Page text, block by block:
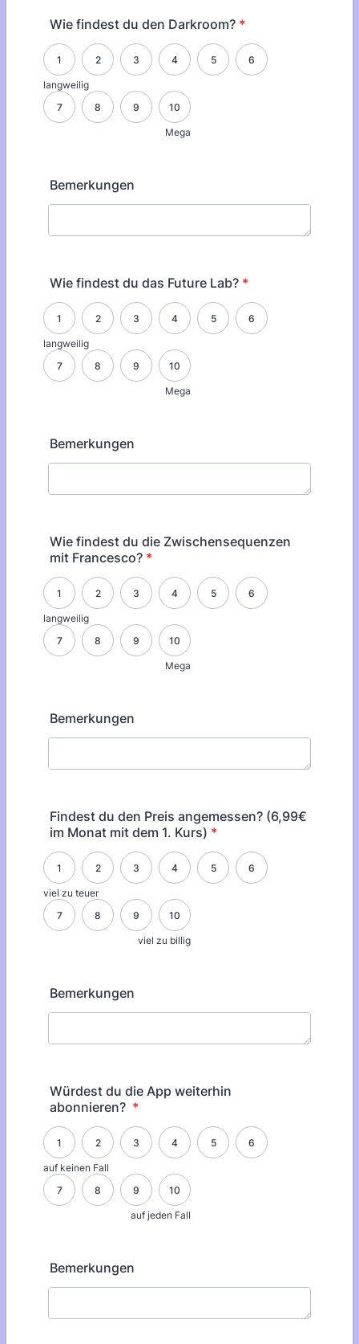
Wie findest du den Darkroom? *
langweilig
1 2 3 4 5 6
7 8 9
Mega
10
1 is langweilig, 10 is Mega
Bemerkungen
Wie findest du das Future Lab? *
langweilig
1 2 3 4 5 6
7 8 9
Mega
10
1 is langweilig, 10 is Mega
Bemerkungen
Wie findest du die Zwischensequenzen
mit Francesco? *
langweilig
1 2 3 4 5 6
7 8 9
Mega
10
1 is langweilig, 10 is Mega
Bemerkungen
Findest du den Preis angemessen? (6,99€
im Monat mit dem 1. Kurs) *
viel zu teuer
1 2 3 4 5 6
7 8 9
viel zu billig
10
1 is viel zu teuer, 10 is viel zu billig
Bemerkungen
Würdest du die App weiterhin
abonnieren? *
auf keinen Fall
1 2 3 4 5 6
7 8 9
auf jeden Fall
10
1 is auf keinen Fall, 10 is auf jeden Fall
Bemerkungen